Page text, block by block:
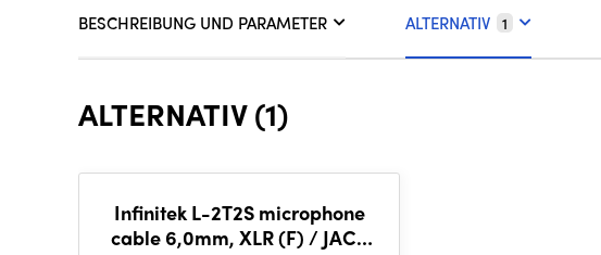
BESCHREIBUNG UND PARAMETER ALTERNATIV 1
ALTERNATIV (1)
Infinitek L-2T2S microphone
cable 6,0mm, XLR (F) / JACK